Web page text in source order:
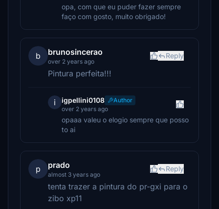
opa, com que eu puder fazer sempre
faço com gosto, muito obrigado!
b brunosincerao
over 2 years ago
Reply
Pintura perfeita!!!
i igpellini0108
Author
over 2 years ago
opaaa valeu o elogio sempre que posso
to ai
p prado
almost 3 years ago
Reply
tenta trazer a pintura do pr-gxi para o
zibo xp11